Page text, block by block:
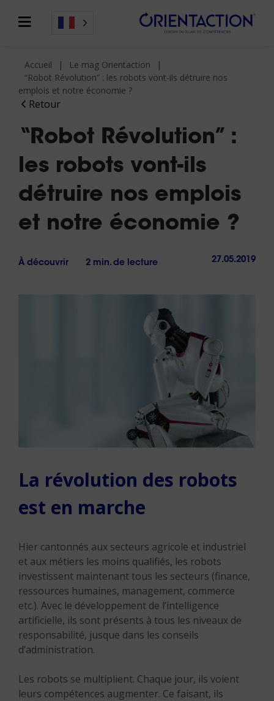
Retour
Accueil
Le mag Orientaction
“Robot Révolution” : les robots vont-ils détruire nos
emplois et notre économie ?
“Robot Révolution” :
les robots vont-ils
détruire nos emplois
et notre économie ?
À découvrir 2 min. de lecture 27.05.2019
La révolution des robots
est en marche
Hier cantonnés aux secteurs agricole et industriel
et aux métiers les moins qualifiés, les robots
investissent maintenant tous les secteurs (finance,
ressources humaines, management, commerce
etc.). Avec le développement de l’intelligence
artificielle, ils sont présents à tous les niveaux de
responsabilité, jusque dans les conseils
d’administration.
Les robots se multiplient. Chaque jour, ils voient
leurs compétences augmenter. Ce faisant, ils